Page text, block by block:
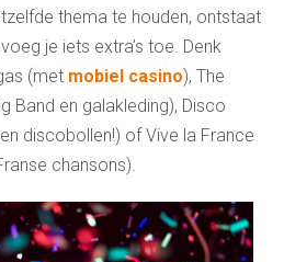
thema te houden, ontstaat
je iets extra’s toe. Denk
(met mobiel casino), The
Band en galakleding), Disco
discobollen!) of Vive la France
chansons).